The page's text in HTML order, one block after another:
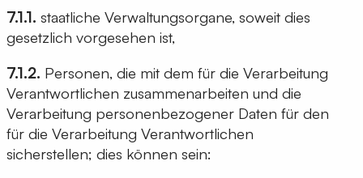
7.1.1. staatliche Verwaltungsorgane, soweit dies
gesetzlich vorgesehen ist,
7.1.2. Personen, die mit dem für die Verarbeitung
Verantwortlichen zusammenarbeiten und die
Verarbeitung personenbezogener Daten für den
für die Verarbeitung Verantwortlichen
sicherstellen; dies können sein: